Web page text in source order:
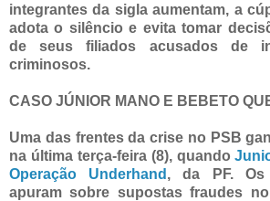
integrantes da sigla aumentam, a
adota o silêncio e evita tomar
de seus filiados acusados de
criminosos.
CASO JÚNIOR MANO E BEBETO
Uma das frentes da crise no PSB
na última terça-feira (8), quando
Operação Underhand , da PF. Os
apuram sobre supostas fraudes